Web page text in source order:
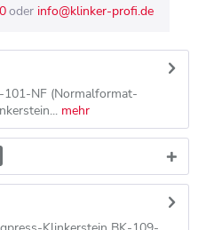
oder info@klinker-profi.de
NF (Normalformat-
mehr